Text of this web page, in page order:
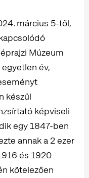
március 5-től,
Múzeum
év,
készül
képviseli
egy 1847-ben
annak a 2 ezer
és 1920
kötelezően